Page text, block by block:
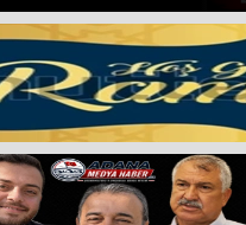
HACI
10